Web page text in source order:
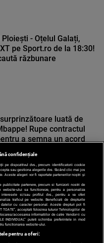
- Oțelul Galați,
pe Sport.ro de la 18:30!
răzbunare
luată de
Rupe contractul
a semna un acord
confidențiale
pe dispozitivul dvs., precum identificatorii cookie
sau gestiona alegerile dvs. făcând clic mai jos
Aceste alegeri vor fi raportate partenerilor noștri și
partenere, precum si furnizorii nostri de
ului sa functioneze, pentru a personaliza
si/sau profilul dvs., pentru a va oferi
traficul pe website. Beneficiati de drepturile
cu caracter personal. Aceste drepturi pot fi
TOATE”, acceptati folosirea tuturor Tehnologiilor de
accesarea informatiilor de catre Vendor-ii cu
INDIVIDUAL” puteti schimba preferintele in mod
functionarea website-ului.
pentru a oferi: